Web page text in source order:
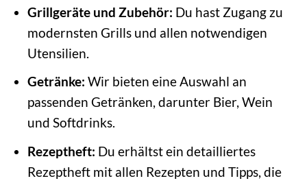
Grillgeräte und Zubehör: Du hast Zugang zu
modernsten Grills und allen notwendigen
Utensilien.
Getränke: Wir bieten eine Auswahl an
passenden Getränken, darunter Bier, Wein
und Softdrinks.
Rezeptheft: Du erhältst ein detailliertes
Rezeptheft mit allen Rezepten und Tipps, die